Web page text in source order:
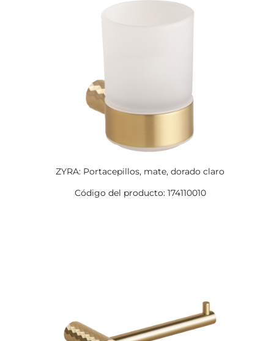
ZYRA: Portacepillos, mate, dorado claro
Código del producto: 174110010